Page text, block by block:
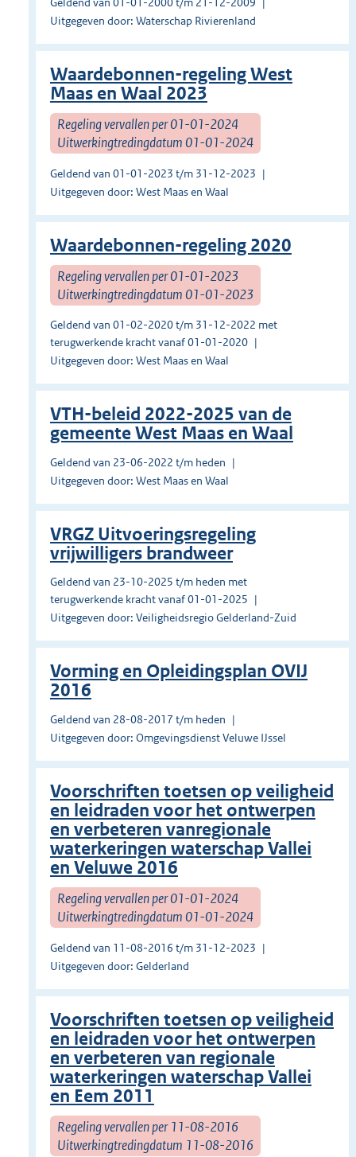
Uitgegeven door: Waterschap Rivierenland
Waardebonnen-regeling West
Maas en Waal 2023
Regeling vervallen per 01-01-2024
Uitwerkingtredingdatum 01-01-2024
Geldend van 01-01-2023 t/m 31-12-2023
Uitgegeven door: West Maas en Waal
Waardebonnen-regeling 2020
Regeling vervallen per 01-01-2023
Uitwerkingtredingdatum 01-01-2023
Geldend van 01-02-2020 t/m 31-12-2022 met
terugwerkende kracht vanaf 01-01-2020
Uitgegeven door: West Maas en Waal
VTH-beleid 2022-2025 van de
gemeente West Maas en Waal
Geldend van 23-06-2022 t/m heden
Uitgegeven door: West Maas en Waal
VRGZ Uitvoeringsregeling
vrijwilligers brandweer
Geldend van 23-10-2025 t/m heden met
terugwerkende kracht vanaf 01-01-2025
Uitgegeven door: Veiligheidsregio Gelderland-Zuid
Vorming en Opleidingsplan OVIJ
2016
Geldend van 28-08-2017 t/m heden
Uitgegeven door: Omgevingsdienst Veluwe IJssel
Voorschriften toetsen op veiligheid
en leidraden voor het ontwerpen
en verbeteren vanregionale
waterkeringen waterschap Vallei
en Veluwe 2016
Regeling vervallen per 01-01-2024
Uitwerkingtredingdatum 01-01-2024
Geldend van 11-08-2016 t/m 31-12-2023
Uitgegeven door: Gelderland
Voorschriften toetsen op veiligheid
en leidraden voor het ontwerpen
en verbeteren van regionale
waterkeringen waterschap Vallei
en Eem 2011
Regeling vervallen per 11-08-2016
Uitwerkingtredingdatum 11-08-2016